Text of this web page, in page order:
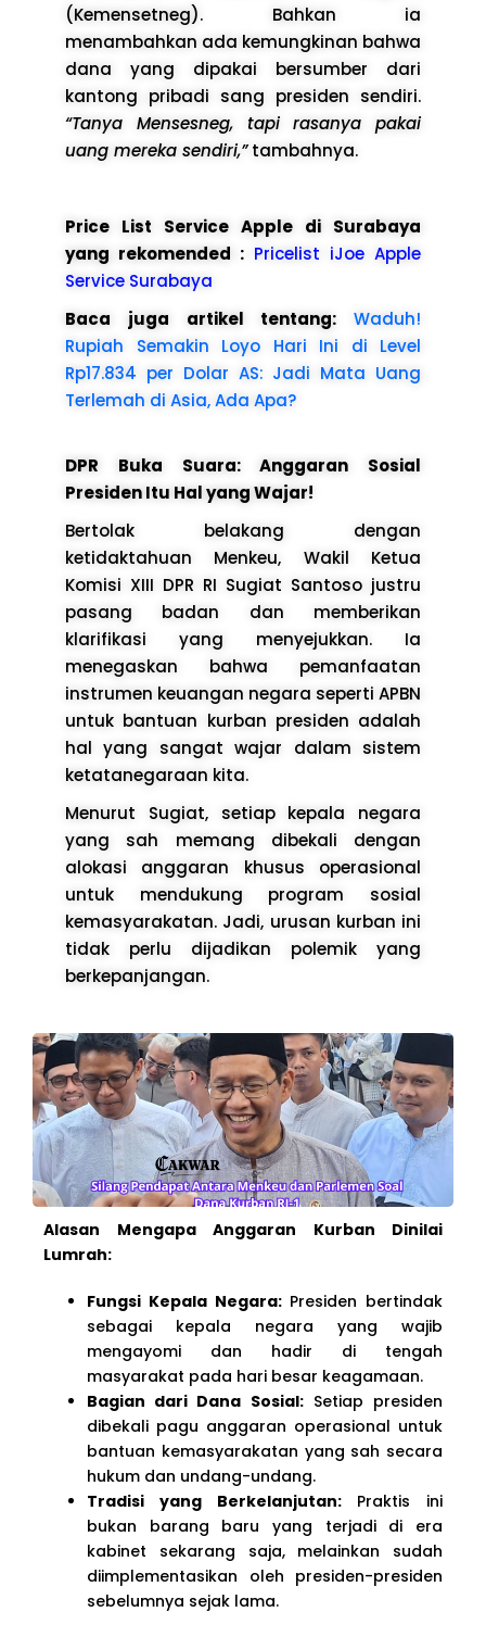
(Kemensetneg). Bahkan ia
menambahkan ada kemungkinan bahwa
dana yang dipakai bersumber dari
kantong pribadi sang presiden sendiri.
“Tanya Mensesneg, tapi rasanya pakai
uang mereka sendiri,”tambahnya.
Price List Service Apple di Surabaya
yang rekomended : Pricelist iJoe Apple
Service Surabaya
Baca juga artikel tentang: Waduh!
Rupiah Semakin Loyo Hari Ini di Level
Rp17.834 per Dolar AS: Jadi Mata Uang
Terlemah di Asia, Ada Apa?
DPR Buka Suara: Anggaran Sosial
Presiden Itu Hal yang Wajar!
Bertolak belakang dengan
ketidaktahuan Menkeu, Wakil Ketua
Komisi XIII DPR RI Sugiat Santoso justru
pasang badan dan memberikan
klarifikasi yang menyejukkan. Ia
menegaskan bahwa pemanfaatan
instrumen keuangan negara seperti APBN
untuk bantuan kurban presiden adalah
hal yang sangat wajar dalam sistem
ketatanegaraan kita.
Menurut Sugiat, setiap kepala negara
yang sah memang dibekali dengan
alokasi anggaran khusus operasional
untuk mendukung program sosial
kemasyarakatan. Jadi, urusan kurban ini
tidak perlu dijadikan polemik yang
berkepanjangan.
Alasan Mengapa Anggaran Kurban Dinilai
Lumrah:
Fungsi Kepala Negara:Presiden bertindak
sebagai kepala negara yang wajib
mengayomi dan hadir di tengah
masyarakat pada hari besar keagamaan.
Bagian dari Dana Sosial:Setiap presiden
dibekali pagu anggaran operasional untuk
bantuan kemasyarakatan yang sah secara
hukum dan undang-undang.
Tradisi yang Berkelanjutan:Praktis ini
bukan barang baru yang terjadi di era
kabinet sekarang saja, melainkan sudah
diimplementasikan oleh presiden-presiden
sebelumnya sejak lama.